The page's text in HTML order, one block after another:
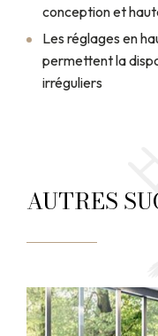
conception et
Les réglages en
permettent la
irréguliers
AUTRES